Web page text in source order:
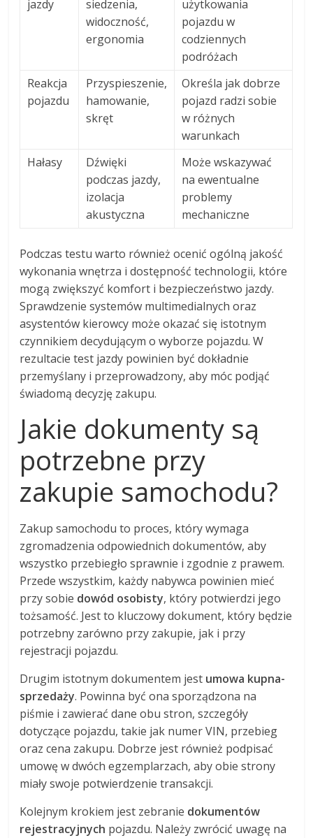
jazdy
siedzenia,
widoczność,
ergonomia
użytkowania
pojazdu w
codziennych
podróżach
Reakcja
pojazdu
Przyspieszenie,
hamowanie,
skręt
Określa jak dobrze
pojazd radzi sobie
w różnych
warunkach
Hałasy
Dźwięki
podczas jazdy,
izolacja
akustyczna
Może wskazywać
na ewentualne
problemy
mechaniczne
Podczas testu warto również ocenić ogólną jakość
wykonania wnętrza i dostępność technologii, które
mogą zwiększyć komfort i bezpieczeństwo jazdy.
Sprawdzenie systemów multimedialnych oraz
asystentów kierowcy może okazać się istotnym
czynnikiem decydującym o wyborze pojazdu. W
rezultacie test jazdy powinien być dokładnie
przemyślany i przeprowadzony, aby móc podjąć
świadomą decyzję zakupu.
Jakie dokumenty są
potrzebne przy
zakupie samochodu?
Zakup samochodu to proces, który wymaga
zgromadzenia odpowiednich dokumentów, aby
wszystko przebiegło sprawnie i zgodnie z prawem.
Przede wszystkim, każdy nabywca powinien mieć
przy sobie dowód osobisty, który potwierdzi jego
tożsamość. Jest to kluczowy dokument, który będzie
potrzebny zarówno przy zakupie, jak i przy
rejestracji pojazdu.
Drugim istotnym dokumentem jest umowa kupna-
sprzedaży. Powinna być ona sporządzona na
piśmie i zawierać dane obu stron, szczegóły
dotyczące pojazdu, takie jak numer VIN, przebieg
oraz cena zakupu. Dobrze jest również podpisać
umowę w dwóch egzemplarzach, aby obie strony
miały swoje potwierdzenie transakcji.
Kolejnym krokiem jest zebranie dokumentów
rejestracyjnych pojazdu. Należy zwrócić uwagę na